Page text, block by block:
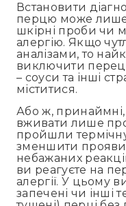
Встановити
перцю може лише
шкірні проби чи
алергію. Якщо
аналізами, то
виключити
– соуси та інші
міститися.
Або ж,
вживати лише
пройшли
зменшити прояви
небажаних
ви реагуєте на
алергії. У цьому
запечені чи інші